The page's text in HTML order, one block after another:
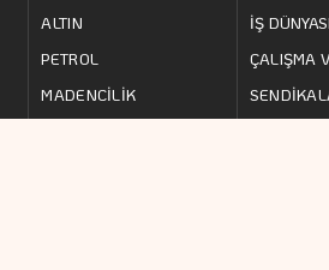
ALTIN
PETROL
MADENCİLİK
İŞ DÜNYASI
ÇALIŞMA